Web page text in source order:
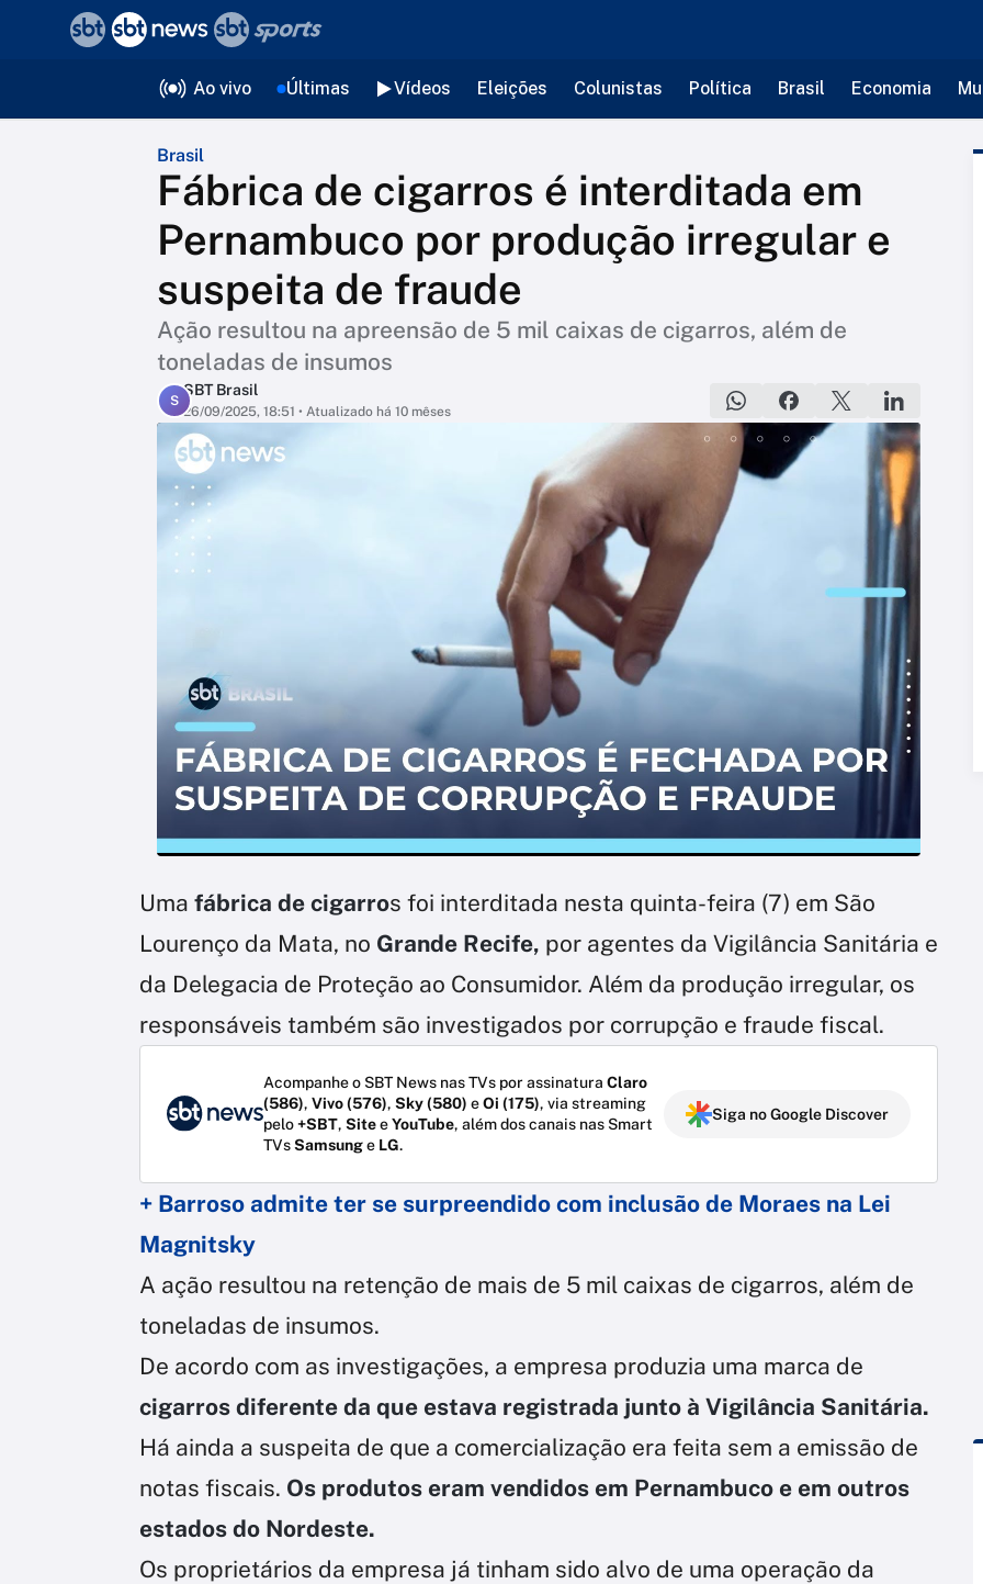
Ao vivo Últimas Vídeos Eleições Colunistas Política Brasil Economia
Brasil
Fábrica de cigarros é interditada em
Pernambuco por produção irregular e
suspeita de fraude
Ação resultou na apreensão de 5 mil caixas de cigarros, além de
toneladas de insumos
S
SBT Brasil
26/09/2025, 18:51 • Atualizado há 10 mêses
Uma fábrica de cigarros foi interditada nesta quinta-feira (7) em São
Lourenço da Mata, no Grande Recife, por agentes da Vigilância Sanitária e
da Delegacia de Proteção ao Consumidor. Além da produção irregular, os
responsáveis também são investigados por corrupção e fraude fiscal.
Acompanhe o SBT News nas TVs por assinatura Claro
(586), Vivo (576), Sky (580) eOi (175), via streaming
pelo+SBT, SiteeYouTube, além dos canais nas Smart
TVsSamsunge LG.
Siga no Google Discover
+ Barroso admite ter se surpreendido com inclusão de Moraes na Lei
Magnitsky
A ação resultou na retenção de mais de 5 mil caixas de cigarros, além de
toneladas de insumos.
De acordo com as investigações, a empresa produzia uma marca de
cigarros diferente da que estava registrada junto à Vigilância Sanitária.
Há ainda a suspeita de que a comercialização era feita sem a emissão de
notas fiscais. Os produtos eram vendidos em Pernambuco e em outros
estados do Nordeste.
Os proprietários da empresa já tinham sido alvo de uma operação da
voltar
Editorias